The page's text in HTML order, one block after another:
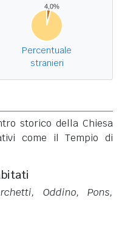
Percentuale
stranieri
storico della Chiesa
come il Tempio di
Oddino, Pons,